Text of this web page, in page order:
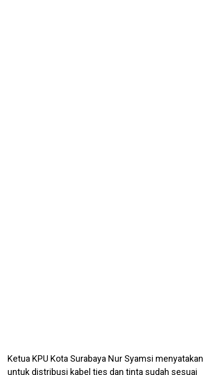
Ketua KPU Kota Surabaya Nur Syamsi menyatakan
untuk distribusi kabel ties dan tinta sudah sesuai